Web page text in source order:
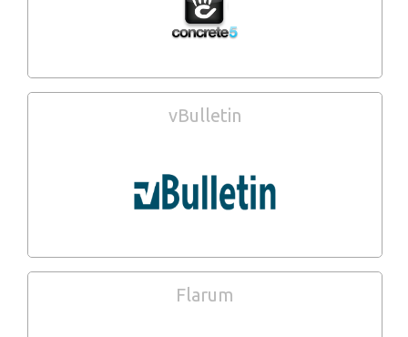
vBulletin
Flarum